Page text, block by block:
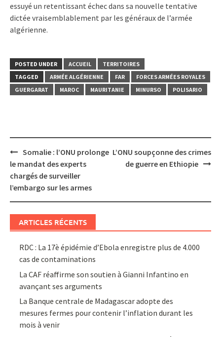
essuyé un retentissant échec dans sa nouvelle tentative
dictée vraisemblablement par les généraux de l’armée
algérienne.
POSTED UNDER ACCUEIL
TERRITOIRES
TAGGED
ARMÉE ALGÉRIENNE FAR
FORCES ARMÉES ROYALES
GUERGARAT
MAROC MAURITANIE MINURSO POLISARIO
Post
navigation
Somalie : l’ONU prolonge
le mandat des experts
chargés de surveiller
l’embargo sur les armes
L’ONU soupçonne des crimes
de guerre en Ethiopie
ARTICLES RÉCENTS
RDC : La 17è épidémie d’Ebola enregistre plus de 4.000
cas de contaminations
La CAF réaffirme son soutien à Gianni Infantino en
avançant ses arguments
La Banque centrale de Madagascar adopte des
mesures fermes pour contenir l’inflation durant les
mois à venir